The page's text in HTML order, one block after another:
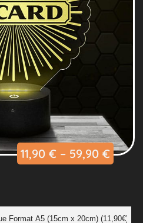
11,90 € – 59,90 €